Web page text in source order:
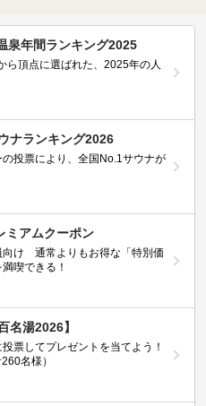
泉年間ランキング2025
ら頂点に選ばれた、2025年の人
ナランキング2026
投票により、全国No.1サウナが
ミアムクーポン
向け 通常よりもお得な「特別価
喫できる！
名湯2026】
票してプレゼントを当てよう！
名様）